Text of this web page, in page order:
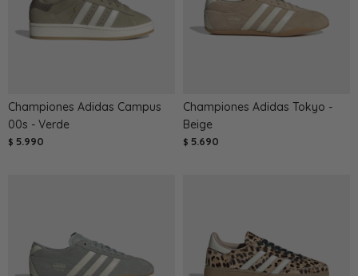
Championes Adidas Campus
00s - Verde
$ 5.990
Championes Adidas Tokyo -
Beige
$ 5.690